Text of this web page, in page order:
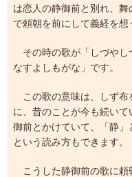
は恋人の静御前と別れ、
で頼朝を前にして義経を想
その時の歌が「しづやし
なすよしもがな」です。
この歌の意味は、しず布
に、昔のことが今も続い
御前とかけていて、「静
という読み方もできます。
こうした静御前の歌に頼